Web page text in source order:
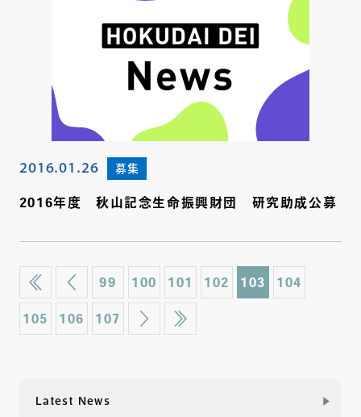
2016.01.26 募集
2016年度 秋山記念生命振興財団 研究助成公募
99 100 101 102 103 104
105 106 107
Latest News